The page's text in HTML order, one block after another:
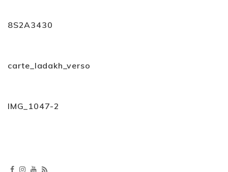
8S2A3430
carte_ladakh_verso
IMG_1047-2